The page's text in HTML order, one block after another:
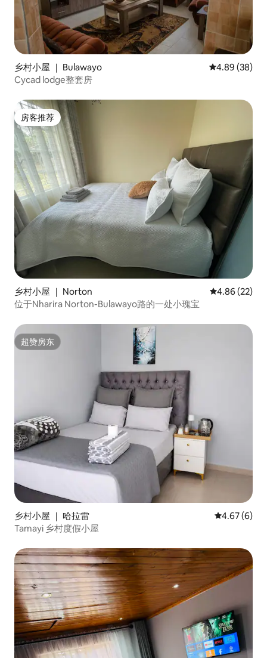
乡村小屋 ｜ Bulawayo 平均评分 4.89
4.89 (38)
Cycad lodge整套房
房客推荐
房客推荐
乡村小屋 ｜ Norton 平均评分
4.86 (22)
位于Nharira Norton-Bulawayo路的一处小瑰宝
超赞房东
超赞房东
乡村小屋 ｜ 哈拉雷 平均评分
4.67 (6)
Tamayi 乡村度假小屋